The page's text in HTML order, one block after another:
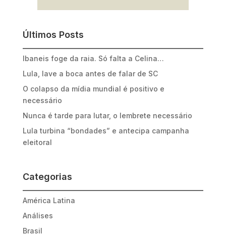
Últimos Posts
Ibaneis foge da raia. Só falta a Celina…
Lula, lave a boca antes de falar de SC
O colapso da mídia mundial é positivo e
necessário
Nunca é tarde para lutar, o lembrete necessário
Lula turbina “bondades” e antecipa campanha
eleitoral
Categorias
América Latina
Análises
Brasil